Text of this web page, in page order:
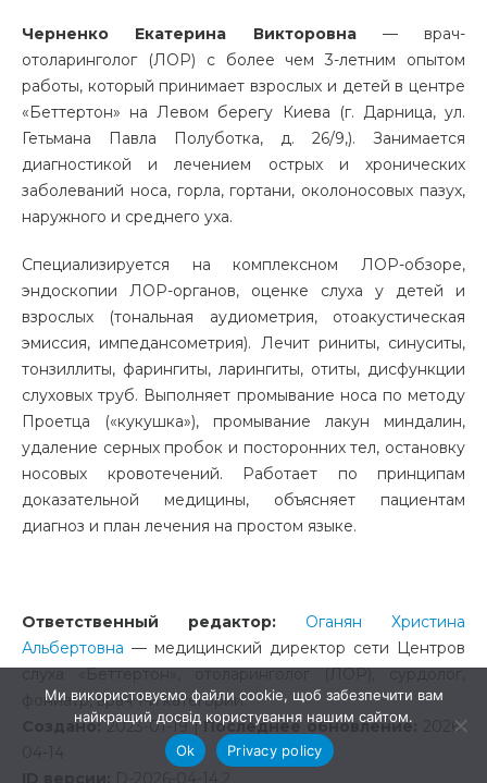
Черненко Екатерина Викторовна— врач-
отоларинголог (ЛОР) с более чем 3-летним опытом
работы, который принимает взрослых и детей в центре
«Беттертон» на Левом берегу Киева (г. Дарница, ул.
Гетьмана Павла Полуботка, д. 26/9,). Занимается
диагностикой и лечением острых и хронических
заболеваний носа, горла, гортани, околоносовых пазух,
наружного и среднего уха.
Специализируется на комплексном ЛОР-обзоре,
эндоскопии ЛОР-органов, оценке слуха у детей и
взрослых (тональная аудиометрия, отоакустическая
эмиссия, импедансометрия). Лечит риниты, синуситы,
тонзиллиты, фарингиты, ларингиты, отиты, дисфункции
слуховых труб. Выполняет промывание носа по методу
Проетца («кукушка»), промывание лакун миндалин,
удаление серных пробок и посторонних тел, остановку
носовых кровотечений. Работает по принципам
доказательной медицины, объясняет пациентам
диагноз и план лечения на простом языке.
Ответственный редактор:
Оганян Христина
Альбертовна — медицинский директор сети Центров
слуха «Беттертон», отоларинголог (ЛОР), сурдолог,
фониатр, врач 1-й категории.
Создано:2023-01-19 | Последнее обновление:
2026-
Ми використовуємо файли cookie, щоб забезпечити вам
найкращий досвід користування нашим сайтом.
Ok
Privacy policy